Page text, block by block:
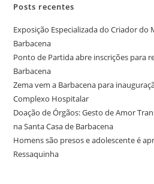
Posts recentes
Exposição Especializada do Criador
Barbacena
Ponto de Partida abre inscrições para
Barbacena
Zema vem a Barbacena para
Complexo Hospitalar
Doação de Órgãos: Gesto de Amor
na Santa Casa de Barbacena
Homens são presos e adolescente é
Ressaquinha